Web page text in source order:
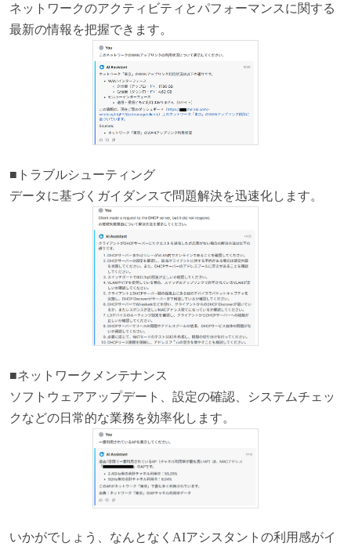
ネットワークのアクティビティとパフォーマンスに関する
最新の情報を把握できます。
■トラブルシューティング
データに基づくガイダンスで問題解決を迅速化します。
■ネットワークメンテナンス
ソフトウェアアップデート、設定の確認、システムチェッ
クなどの日常的な業務を効率化します。
いかがでしょう、なんとなくAIアシスタントの利用感がイ